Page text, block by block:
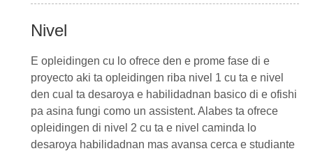
Nivel
E opleidingen cu lo ofrece den e prome fase di e
proyecto aki ta opleidingen riba nivel 1 cu ta e nivel
den cual ta desaroya e habilidadnan basico di e ofishi
pa asina fungi como un assistent. Alabes ta ofrece
opleidingen di nivel 2 cu ta e nivel caminda lo
desaroya habilidadnan mas avansa cerca e studiante